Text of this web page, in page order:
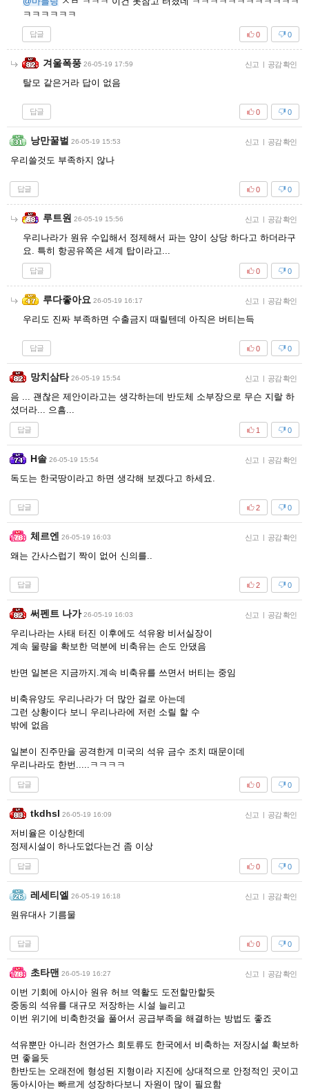
ㅋㅋㅋㅋㅋㅋ
답글 0
0
겨울폭풍 26-05-19 17:59 신고 공감 확인
탈모 같은거라 답이 없음
답글 0
0
낭만꿀벌 26-05-19 15:53 신고 공감 확인
우리쓸것도 부족하지 않나
답글 0
0
루트원 26-05-19 15:56 신고 공감 확인
우리나라가 원유 수입해서 정제해서 파는 양이 상당 하다고 하더라구
요. 특히 항공유쪽은 세계 탑이라고...
답글 0
0
루다좋아요 26-05-19 16:17 신고 공감 확인
우리도 진짜 부족하면 수출금지 때릴텐데 아직은 버티는득
답글 0
0
망치삼타 26-05-19 15:54 신고 공감 확인
음 ... 괜찮은 제안이라고는 생각하는데 반도체 소부장으로 무슨 지랄 하
셨더라... 으흠...
답글 0
1
H솔 26-05-19 15:54 신고 공감 확인
독도는 한국땅이라고 하면 생각해 보겠다고 하세요.
답글 0
2
체르엔 26-05-19 16:03 신고 공감 확인
왜는 간사스럽기 짝이 없어 신의를..
답글 0
2
써펜트 나가 26-05-19 16:03 신고 공감 확인
우리나라는 사태 터진 이후에도 석유왕 비서실장이
계속 물량을 확보한 덕분에 비축유는 손도 안댔음
반면 일본은 지금까지.계속 비축유를 쓰면서 버티는 중임
비축유양도 우리나라가 더 많안 걸로 아는데
그런 상황이다 보니 우리나라에 저런 소릴 할 수
밖에 없음
일본이 진주만을 공격한게 미국의 석유 금수 조치 때문이데
우리나라도 한번.....ㅋㅋㅋㅋ
답글 0
0
tkdhsl 26-05-19 16:09 신고 공감 확인
저비율은 이상한데
정제시설이 하나도없다는건 좀 이상
답글 0
0
레세티엘 26-05-19 16:18 신고 공감 확인
원유대사 기름물
답글 0
0
초타맨 26-05-19 16:27 신고 공감 확인
이번 기회에 아시아 원유 허브 역활도 도전할만할듯
중동의 석유를 대규모 저장하는 시설 늘리고
이번 위기에 비축한것을 풀어서 공급부족을 해결하는 방법도 좋죠
석유뿐만 아니라 천연가스 희토류도 한국에서 비축하는 저장시설 확보하
면 좋을듯
한반도는 오래전에 형성된 지형이라 지진에 상대적으로 안정적인 곳이고
동아시아는 빠르게 성장하다보니 자원이 많이 필요함